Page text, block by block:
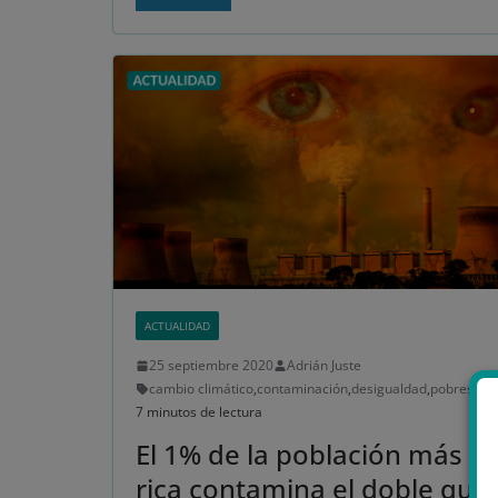
ACTUALIDAD
25 septiembre 2020
Adrián Juste
cambio climático,contaminación,desigualdad,pobres
7 minutos de lectura
El 1% de la población más
rica contamina el doble que